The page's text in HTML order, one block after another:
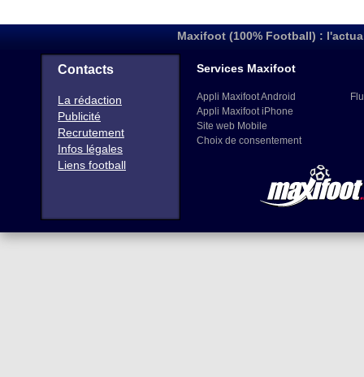
Maxifoot (100% Football) :
Contacts
La rédaction
Publicité
Recrutement
Infos légales
Liens football
Services Maxifoot
Appli Maxifoot Android
Appli Maxifoot iPhone
Site web Mobile
Choix de consentement